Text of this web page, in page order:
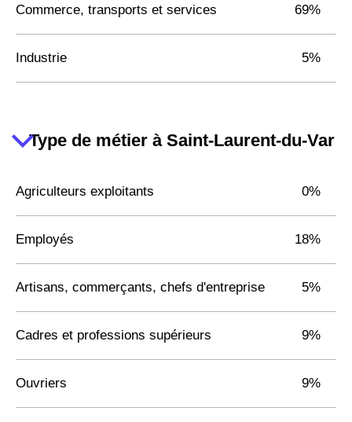
Commerce, transports et services 69%
Industrie 5%
Type de métier à Saint-Laurent-du-Var
Agriculteurs exploitants 0%
Employés 18%
Artisans, commerçants, chefs d'entreprise 5%
Cadres et professions supérieurs 9%
Ouvriers 9%